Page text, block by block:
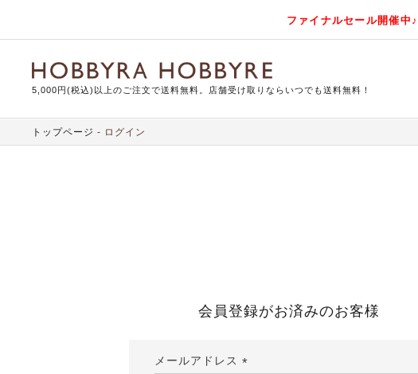
ファイナルセール開催中♪
5,000円(税込)以上のご注文で送料無料。店舗受け取りならいつでも送料無料！
トップページ ログイン
会員登録がお済みのお客様
メールアドレス